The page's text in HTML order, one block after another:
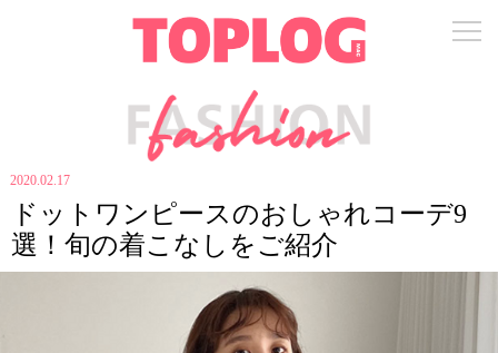
2020.02.17
ドットワンピースのおしゃれコーデ9
選！旬の着こなしをご紹介